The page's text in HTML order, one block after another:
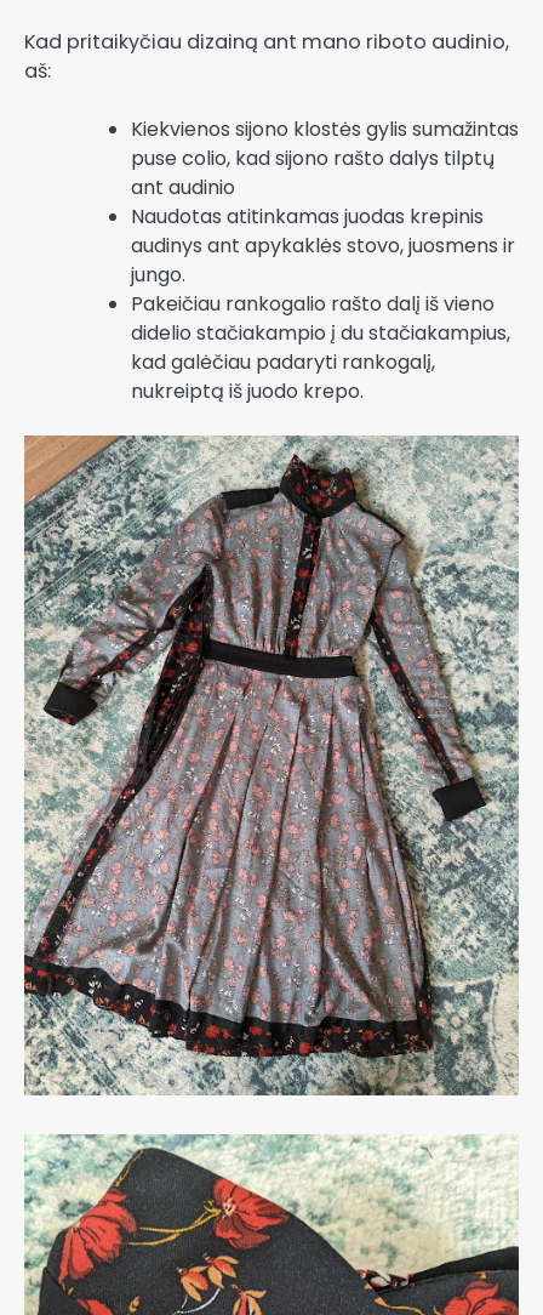
Kad pritaikyčiau dizainą ant mano riboto audinio,
aš:
Kiekvienos sijono klostės gylis sumažintas
puse colio, kad sijono rašto dalys tilptų
ant audinio
Naudotas atitinkamas juodas krepinis
audinys ant apykaklės stovo, juosmens ir
jungo.
Pakeičiau rankogalio rašto dalį iš vieno
didelio stačiakampio į du stačiakampius,
kad galėčiau padaryti rankogalį,
nukreiptą iš juodo krepo.